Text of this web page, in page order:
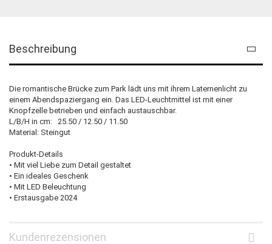
Beschreibung
Die romantische Brücke zum Park lädt uns mit ihrem Laternenlicht zu
einem Abendspaziergang ein. Das LED-Leuchtmittel ist mit einer
Knopfzelle betrieben und einfach austauschbar.
L/B/H in cm: 25.50 / 12.50 / 11.50
Material: Steingut
Produkt-Details
• Mit viel Liebe zum Detail gestaltet
• Ein ideales Geschenk
• Mit LED Beleuchtung
• Erstausgabe 2024
Kundenrezensionen